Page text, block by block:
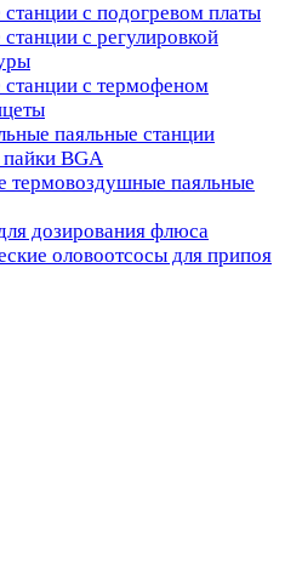
с подогревом платы
с регулировкой
с термофеном
паяльные станции
BGA
термовоздушные паяльные
дозирования флюса
оловоотсосы для припоя